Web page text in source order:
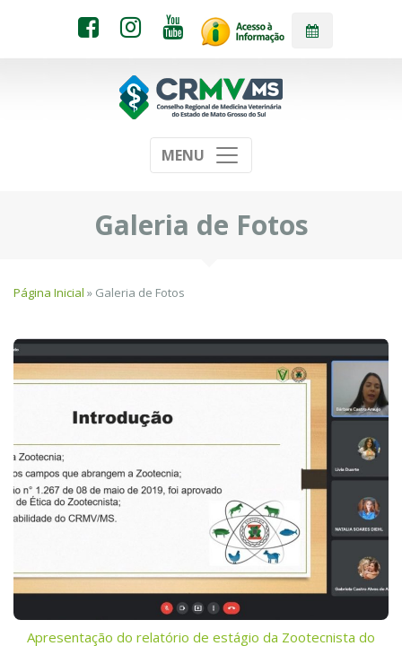
MENU
Galeria de Fotos
Página Inicial » Galeria de Fotos
Apresentação do relatório de estágio da Zootecnista do